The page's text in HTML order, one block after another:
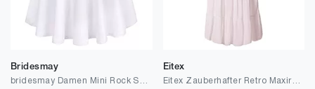
Bridesmay
Eitex
Eitex Zauberhafter Retro Maxirock Damen Sommer Rock Größe 34/36 bis Größe 50/52 verfügbar Langer Maxirock Strandrock Sommerock lang Gürtel Amber Boho Retro Maxirock